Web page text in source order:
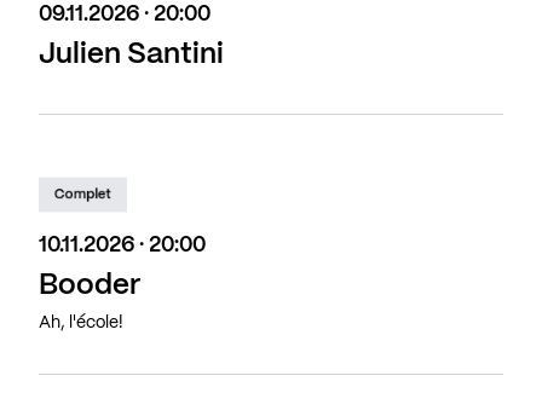
09.11.2026 · 20:00
Julien Santini
Complet
10.11.2026 · 20:00
Booder
Ah, l'école!